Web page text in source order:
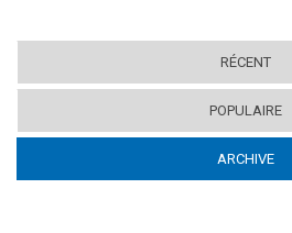
RÉCENT
POPULAIRE
ARCHIVE